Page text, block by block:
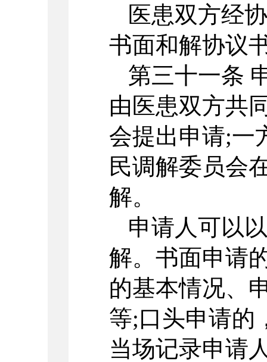
医患双方经
书面和解协议
第三十一条
由医患双方共
会提出申请;一
民调解委员会
解。
申请人可以
解。书面申请
的基本情况、
等;口头申请的
当场记录申请